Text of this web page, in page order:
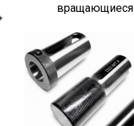
вращающиеся